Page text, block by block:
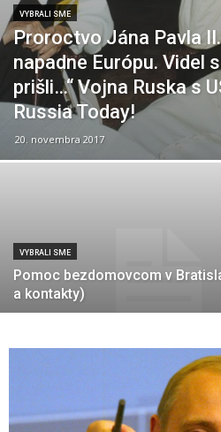
VYBRALI SME
Proroctvo Jána Pavla
napadne Európu. Videl
prišli…“ Vojna Ruska s
Russia Today!
20. novembra 2017
VYBRALI SME
Pomoc bezdomovcom v
a kontakty)